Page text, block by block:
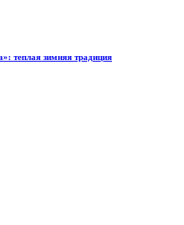
теплая зимняя традиция